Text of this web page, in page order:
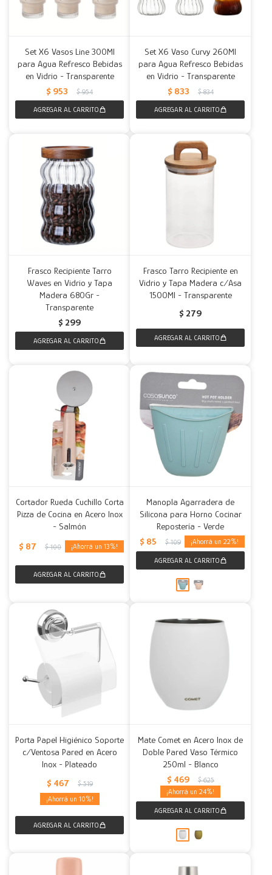
Set X6 Vasos Line 300Ml
para Agua Refresco Bebidas
en Vidrio - Transparente
$ 953 $ 954
Set X6 Vaso Curvy 260Ml
para Agua Refresco Bebidas
en Vidrio - Transparente
$ 833 $ 834
Frasco Recipiente Tarro
Waves en Vidrio y Tapa
Madera 680Gr -
Transparente
$ 299
Frasco Tarro Recipiente en
Vidrio y Tapa Madera c/Asa
1500Ml - Transparente
$ 279
Cortador Rueda Cuchillo Corta
Pizza de Cocina en Acero Inox
- Salmón
$ 87 $ 100 13
Manopla Agarradera de
Silicona para Horno Cocinar
Repostería - Verde
$ 85 $ 109 22
Porta Papel Higiénico Soporte
c/Ventosa Pared en Acero
Inox - Plateado
$ 467 $ 519
10
Mate Comet en Acero Inox de
Doble Pared Vaso Térmico
250ml - Blanco
$ 469 $ 625
24